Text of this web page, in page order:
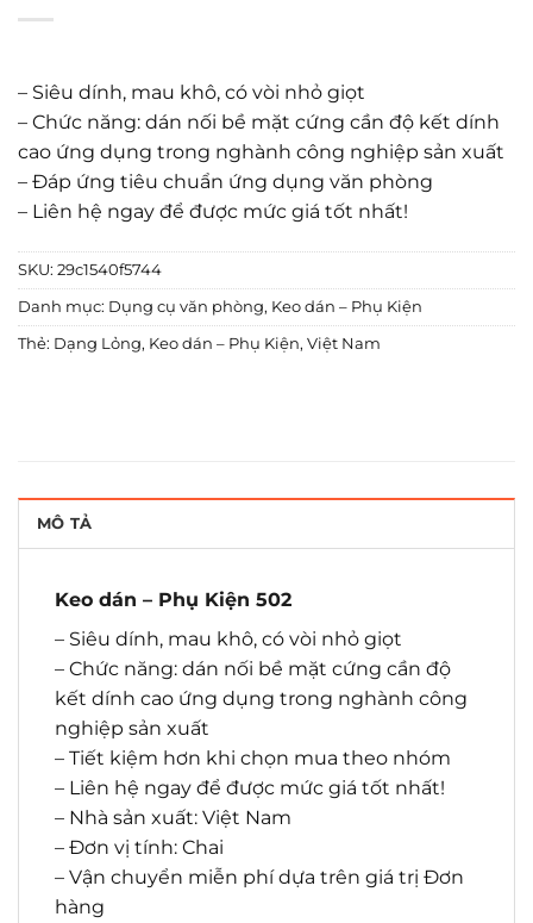
– Siêu dính, mau khô, có vòi nhỏ giọt
– Chức năng: dán nối bề mặt cứng cần độ kết dính
cao ứng dụng trong nghành công nghiệp sản xuất
– Đáp ứng tiêu chuẩn ứng dụng văn phòng
– Liên hệ ngay để được mức giá tốt nhất!
SKU: 29c1540f5744
Danh mục: Dụng cụ văn phòng, Keo dán – Phụ Kiện
Thẻ: Dạng Lỏng, Keo dán – Phụ Kiện, Việt Nam
MÔ TẢ
Keo dán – Phụ Kiện 502
– Siêu dính, mau khô, có vòi nhỏ giọt
– Chức năng: dán nối bề mặt cứng cần độ
kết dính cao ứng dụng trong nghành công
nghiệp sản xuất
– Tiết kiệm hơn khi chọn mua theo nhóm
– Liên hệ ngay để được mức giá tốt nhất!
– Nhà sản xuất: Việt Nam
– Đơn vị tính: Chai
– Vận chuyển miễn phí dựa trên giá trị Đơn
hàng